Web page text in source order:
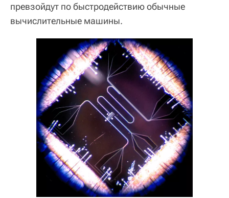
превзойдут по быстродействию обычные
вычислительные машины.